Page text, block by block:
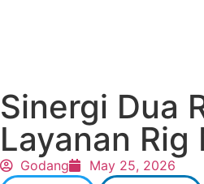
Sinergi Dua
Layanan Rig
Godang May 25, 2026